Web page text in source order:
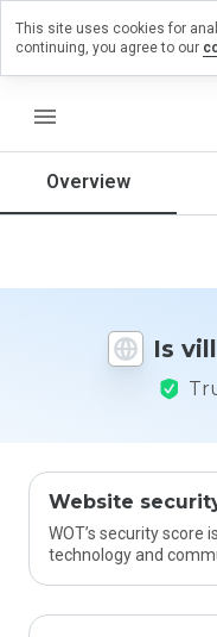
menu
Overview
Is
Website
WOT’s security score
technology and
a
ville-
you
This site uses cookies for
continuing, you agree to our